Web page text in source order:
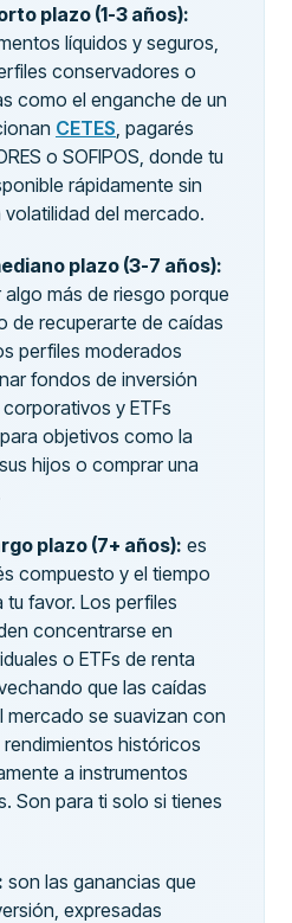
plazo (1-3 años):
líquidos y seguros,
conservadores o
como el enganche de un
CETES , pagarés
o SOFIPOS, donde tu
rápidamente sin
del mercado.
plazo (3-7 años):
algo más de riesgo porque
de recuperarte de caídas
perfiles moderados
fondos de inversión
y ETFs
objetivos como la
hijos o comprar una
plazo (7+ años): es
compuesto y el tiempo
tu favor. Los perfiles
concentrarse en
o ETFs de renta
que las caídas
mercado se suavizan con
históricos
a instrumentos
Son para ti solo si tienes
son las ganancias que
expresadas